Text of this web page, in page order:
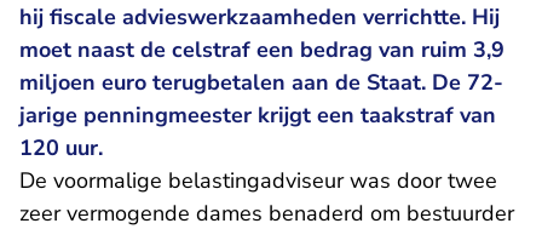
hij fiscale advieswerkzaamheden verrichtte. Hij
moet naast de celstraf een bedrag van ruim 3,9
miljoen euro terugbetalen aan de Staat. De 72-
jarige penningmeester krijgt een taakstraf van
120 uur.
De voormalige belastingadviseur was door twee
zeer vermogende dames benaderd om bestuurder